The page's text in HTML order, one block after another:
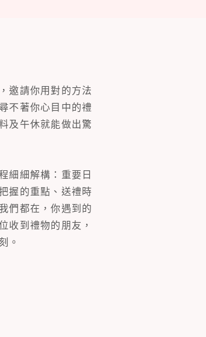
邀請你用對的方法
不著你心目中的禮
及午休就能做出驚
細細解構：重要日
握的重點、送禮時
們都在，你遇到的
收到禮物的朋友，
。